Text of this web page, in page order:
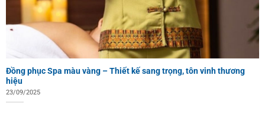
Đồng phục Spa màu vàng – Thiết kế sang trọng, tôn vinh thương
hiệu
23/09/2025